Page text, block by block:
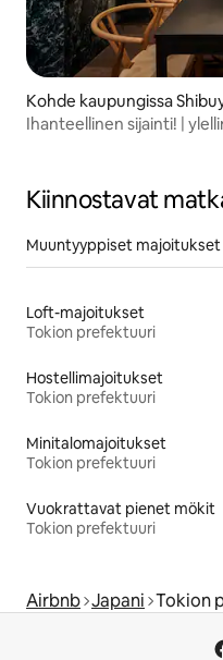
Kohde kaupungissa
Ihanteellinen sijainti! |
Kiinnostavat
Muuntyyppiset majoitukset
Loft-majoitukset
Tokion prefektuuri
Hostellimajoitukset
Tokion prefektuuri
Minitalomajoitukset
Tokion prefektuuri
Vuokrattavat pienet mökit
Tokion prefektuuri
Airbnb Japani Tokion